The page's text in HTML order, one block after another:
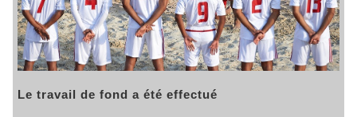
Le travail de fond a été effectué